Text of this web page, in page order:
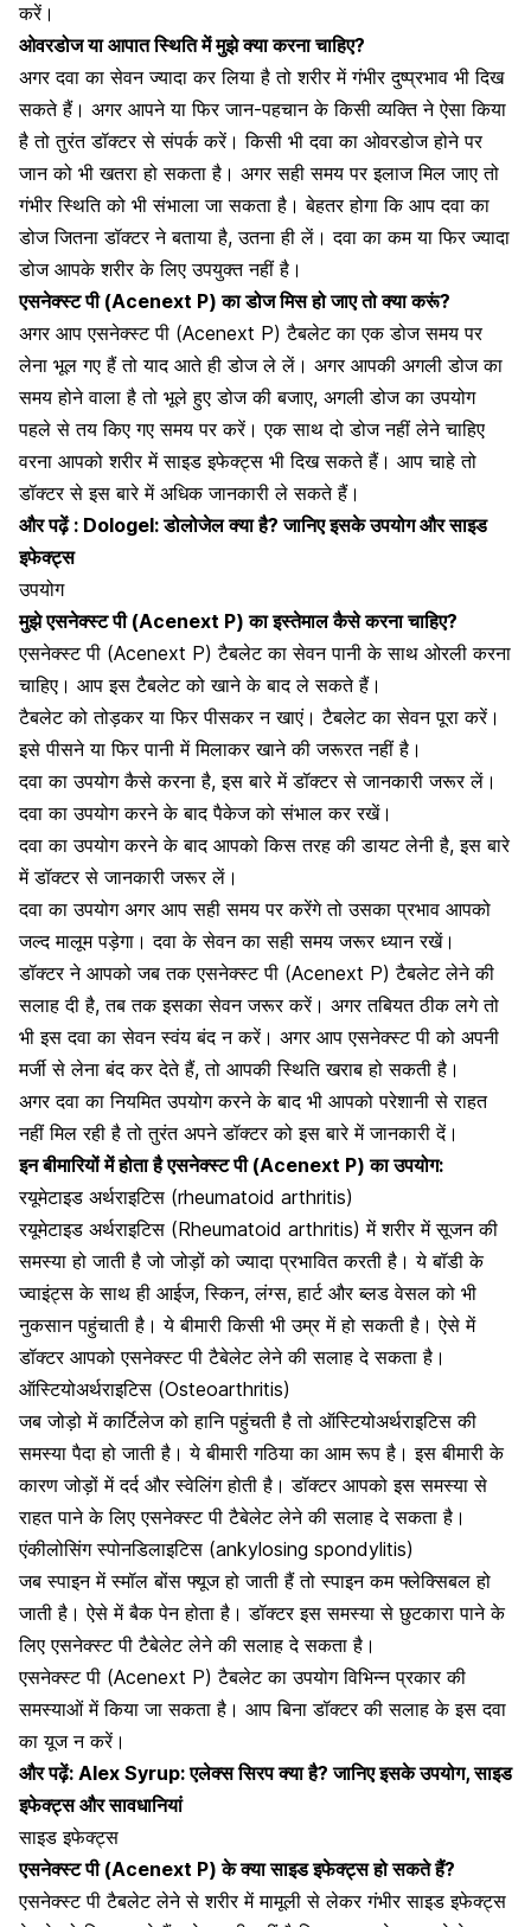
करें।
ओवरडोज या आपात स्थिति में मुझे क्या करना चाहिए?
अगर दवा का सेवन ज्यादा कर लिया है तो शरीर में गंभीर दुष्प्रभाव भी दिख
सकते हैं। अगर आपने या फिर जान-पहचान के किसी व्यक्ति ने ऐसा किया
है तो तुरंत डॉक्टर से संपर्क करें। किसी भीदवा का ओवरडोजहोने पर
जान को भी खतरा हो सकता है। अगर सही समय पर इलाज मिल जाए तो
गंभीर स्थिति को भी संभाला जा सकता है। बेहतर होगा कि आप दवा का
डोज जितना डॉक्टर ने बताया है, उतना ही लें। दवा का कम या फिर ज्यादा
डोज आपके शरीर के लिए उपयुक्त नहीं है।
एसनेक्स्ट पी (Acenext P)का डोज मिस हो जाए तो क्या करूं?
अगर आप एसनेक्स्ट पी (Acenext P) टैबलेट का एक डोज समय पर
लेना भूल गए हैं तो याद आते ही डोज ले लें। अगर आपकी अगली डोज का
समय होने वाला है तो भूले हुए डोज की बजाए, अगली डोज का उपयोग
पहले से तय किए गए समय पर करें। एक साथ दो डोज नहीं लेने चाहिए
वरना आपको शरीर में साइड इफेक्ट्स भी दिख सकते हैं। आप चाहे तो
डॉक्टर से इस बारे में अधिक जानकारी ले सकते हैं।
और पढ़ें : Dologel: डोलोजेल क्या है? जानिए इसके उपयोग और साइड
इफेक्ट्स
उपयोग
मुझेएसनेक्स्ट पी (Acenext P)का इस्तेमाल कैसे करना चाहिए?
एसनेक्स्ट पी (Acenext P) टैबलेट का सेवन पानी के साथ ओरली करना
चाहिए। आप इस टैबलेट को खाने के बाद ले सकते हैं।
टैबलेट को तोड़कर या फिर पीसकर न खाएं। टैबलेट का सेवन पूरा करें।
इसे पीसने या फिर पानी में मिलाकर खाने की जरूरत नहीं है।
दवा का उपयोग कैसे करना है, इस बारे में डॉक्टर से जानकारी जरूर लें।
दवा का उपयोग करने के बाद पैकेज को संभाल कर रखें।
दवा का उपयोग करने के बाद आपको किस तरह की डायट लेनी है, इस बारे
में डॉक्टर से जानकारी जरूर लें।
दवा का उपयोग अगर आप सही समय पर करेंगे तो उसका प्रभाव आपको
जल्द मालूम पड़ेगा। दवा के सेवन का सही समय जरूर ध्यान रखें।
डॉक्टर ने आपको जब तक एसनेक्स्ट पी (Acenext P) टैबलेट लेने की
सलाह दी है, तब तक इसका सेवन जरूर करें। अगर तबियत ठीक लगे तो
भी इस दवा का सेवन स्वंय बंद न करें। अगर आप एसनेक्स्ट पी को अपनी
मर्जी से लेना बंद कर देते हैं, तो आपकी स्थिति खराब हो सकती है।
अगर दवा का नियमित उपयोग करने के बाद भी आपको परेशानी से राहत
नहीं मिल रही है तो तुरंत अपने डॉक्टर को इस बारे में जानकारी दें।
इन बीमारियों में होता है एसनेक्स्ट पी (Acenext P) का उपयोग:
रयूमेटाइड अर्थराइटिस (rheumatoid arthritis)
रयूमेटाइड अर्थराइटिस (Rheumatoid arthritis) में शरीर में सूजन की
समस्या हो जाती है जो जोड़ों को ज्यादा प्रभावित करती है। ये बॉडी के
ज्वाइंट्स के साथ ही आईज, स्किन, लंग्स, हार्ट और ब्लड वेसल को भी
नुकसान पहुंचाती है। ये बीमारी किसी भी उम्र में हो सकती है। ऐसे में
डॉक्टर आपको एसनेक्स्ट पी टैबेलेट लेने की सलाह दे सकता है।
ऑस्टियोअर्थराइटिस (Osteoarthritis)
जब जोड़ो में कार्टिलेज को हानि पहुंचती है तो ऑस्टियोअर्थराइटिस की
समस्या पैदा हो जाती है। ये बीमारी गठिया का आम रूप है। इस बीमारी के
कारण जोड़ों में दर्द और स्वेलिंग होती है। डॉक्टर आपको इस समस्या से
राहत पाने के लिए एसनेक्स्ट पी टैबेलेट लेने की सलाह दे सकता है।
एंकीलोसिंग स्पोनडिलाइटिस (ankylosing spondylitis)
जब स्पाइन में स्मॉल बोंस फ्यूज हो जाती हैं तो स्पाइन कम फ्लेक्सिबल हो
जाती है। ऐसे में बैक पेन होता है। डॉक्टर इस समस्या से छुटकारा पाने के
लिए एसनेक्स्ट पी टैबेलेट लेने की सलाह दे सकता है।
एसनेक्स्ट पी (Acenext P) टैबलेट का उपयोग विभिन्न प्रकार की
समस्याओं में किया जा सकता है। आप बिना डॉक्टर की सलाह के इस दवा
का यूज न करें।
और पढ़ें: Alex Syrup: एलेक्स सिरप क्या है? जानिए इसके उपयोग, साइड
इफेक्ट्स और सावधानियां
साइड इफेक्ट्स
एसनेक्स्ट पी (Acenext P)के क्या साइड इफेक्ट्स हो सकते हैं?
एसनेक्स्ट पी टैबलेट लेने से शरीर में मामूली से लेकर गंभीर साइड इफेक्ट्स